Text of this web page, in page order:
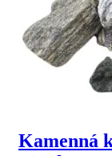
Kamenná